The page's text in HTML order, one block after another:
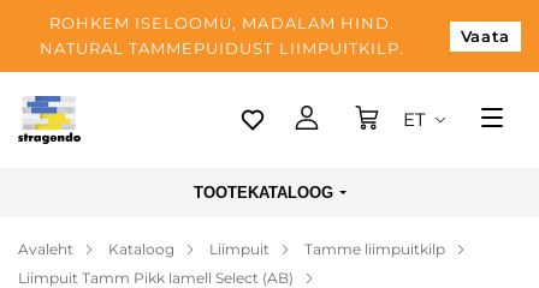
ROHKEM ISELOOMU, MADALAM HIND.
NATURAL TAMMEPUIDUST LIIMPUITKILP.
Vaata
Tallinn
Makse
ET
TOOTEKATALOOG
Avaleht Kataloog Liimpuit
Tamme liimpuitkilp
Liimpuit Tamm Pikk lamell Select (AB)